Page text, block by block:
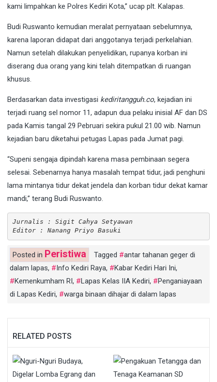
kami limpahkan ke Polres Kediri Kota,” ucap plt. Kalapas.
Budi Ruswanto kemudian meralat pernyataan sebelumnya,
karena laporan didapat dari anggotanya terjadi perkelahian.
Namun setelah dilakukan penyelidikan, rupanya korban ini
diserang dua orang yang kini telah ditempatkan di ruangan
khusus.
Berdasarkan data investigasi kediritangguh.co, kejadian ini
terjadi ruang sel nomor 11, adapun dua pelaku inisial AF dan DS
pada Kamis tangal 29 Pebruari sekira pukul 21.00 wib. Namun
kejadian baru diketahui petugas Lapas pada Jumat pagi.
“Supeni sengaja dipindah karena masa pembinaan segera
selesai. Sebenarnya hanya masalah tempat tidur, jadi penghuni
lama mintanya tidur dekat jendela dan korban tidur dekat kamar
mandi,” terang Budi Ruswanto.
Jurnalis : Sigit Cahya Setyawan
Editor : Nanang Priyo Basuki
Posted in Peristiwa Tagged
antar tahanan geger di
dalam lapas, Info Kediri Raya, Kabar Kediri Hari Ini,
Kemenkumham RI, Lapas Kelas IIA Kediri,
Penganiayaan
di Lapas Kediri, warga binaan dihajar di dalam lapas
RELATED POSTS